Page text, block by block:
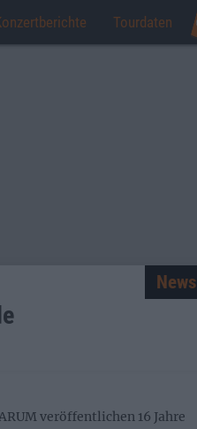
Tourdaten
News
veröffentlichen 16 Jahre